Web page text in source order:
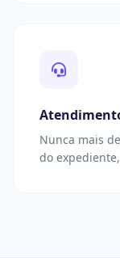
Nunca mais
do